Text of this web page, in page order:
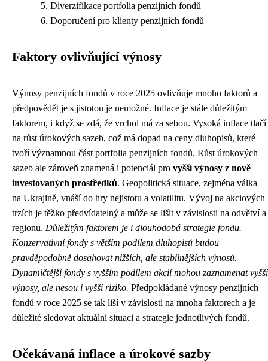
Diverzifikace portfolia penzijních fondů
Doporučení pro klienty penzijních fondů
Faktory ovlivňující výnosy
Výnosy penzijních fondů v roce 2025 ovlivňuje mnoho faktorů a
předpovědět je s jistotou je nemožné. Inflace je stále důležitým
faktorem, i když se zdá, že vrchol má za sebou. Vysoká inflace tlačí
na růst úrokových sazeb, což má dopad na ceny dluhopisů, které
tvoří významnou část portfolia penzijních fondů. Růst úrokových
sazeb ale zároveň znamená i potenciál pro vyšší výnosy z nově
investovaných prostředků. Geopolitická situace, zejména válka
na Ukrajině, vnáší do hry nejistotu a volatilitu. Vývoj na akciových
trzích je těžko předvídatelný a může se lišit v závislosti na odvětví a
regionu. Důležitým faktorem je i dlouhodobá strategie fondu.
Konzervativní fondy s větším podílem dluhopisů budou
pravděpodobně dosahovat nižších, ale stabilnějších výnosů.
Dynamičtější fondy s vyšším podílem akcií mohou zaznamenat vyšší
výnosy, ale nesou i vyšší riziko. Předpokládané výnosy penzijních
fondů v roce 2025 se tak liší v závislosti na mnoha faktorech a je
důležité sledovat aktuální situaci a strategie jednotlivých fondů.
Očekávaná inflace a úrokové sazby